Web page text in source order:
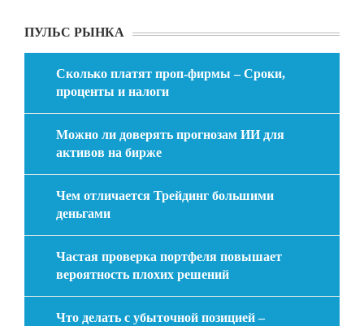
ПУЛЬС РЫНКА
Сколько платят проп-фирмы – Сроки,
проценты и налоги
Можно ли доверять прогнозам ИИ для
активов на бирже
Чем отличается Трейдинг большими
деньгами
Частая проверка портфеля повышает
вероятность плохих решений
Что делать с убыточной позицией –